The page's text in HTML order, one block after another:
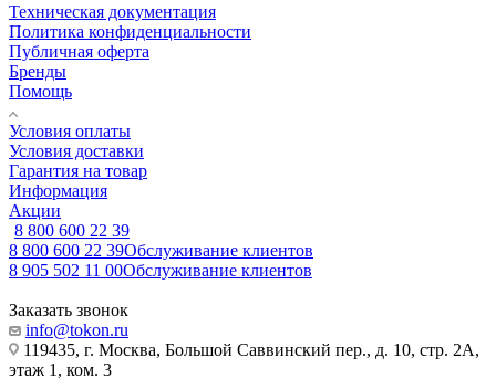
Техническая документация
Политика конфиденциальности
Публичная оферта
Бренды
Помощь
Условия оплаты
Условия доставки
Гарантия на товар
Информация
Акции
8 800 600 22 39
8 800 600 22 39Обслуживание клиентов
8 905 502 11 00Обслуживание клиентов
Заказать звонок
info@tokon.ru
119435, г. Москва, Большой Саввинский пер., д. 10, стр. 2А,
этаж 1, ком. 3